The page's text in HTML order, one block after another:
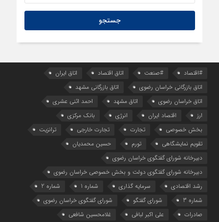
تعرفه‌های وزارت صمت در فرآیند ثبت‌سفارش
#اقتصاد #صنعت اتاق اقتصاد
اتاق ایران
اتاق بازرگانی خراسان رضوی
اتاق بازرگانی مشهد
اتاق خراسان رضوی
اتاق مشهد
احمد اثنی عشری
ارز
اقتصاد ایران انرژی
بانک مرکزی
بخش خصوصی
تجارت تجارت خارجی
ترانزیت
تقویم نمایشگاهی
تورم
حسین محمدیان
دبیرخانه شورای گفتگوی خراسان رضوی
دبیرخانه شورای گفتگوی دولت و بخش خصوصی خراسان رضوی
رشد اقتصادی
سرمایه گذاری شماره 1
شماره 2
شماره 3
شورای گفتگو
شورای گفتگوی خراسان رضوی
صادرات
علی اکبر لبافی غلامحسین شافعی